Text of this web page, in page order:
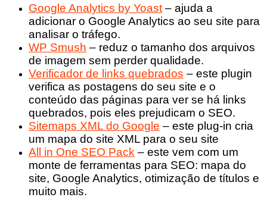
Google Analytics by Yoast – ajuda a
adicionar o Google Analytics ao seu site para
analisar o tráfego.
WP Smush – reduz o tamanho dos arquivos
de imagem sem perder qualidade.
Verificador de links quebrados – este plugin
verifica as postagens do seu site e o
conteúdo das páginas para ver se há links
quebrados, pois eles prejudicam o SEO.
Sitemaps XML do Google – este plug-in cria
um mapa do site XML para o seu site
All in One SEO Pack – este vem com um
monte de ferramentas para SEO: mapa do
site, Google Analytics, otimização de títulos e
muito mais.